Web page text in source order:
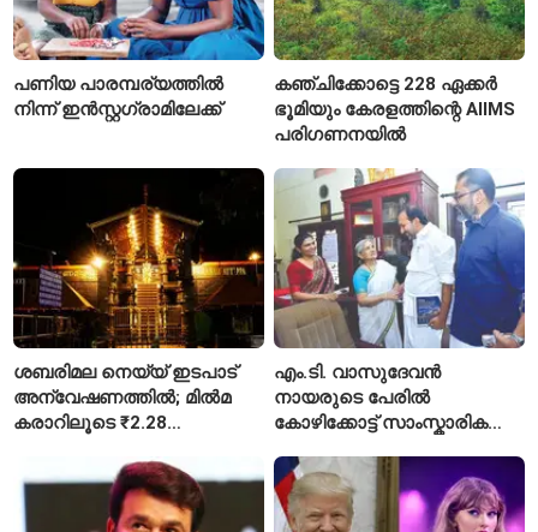
പണിയ പാരമ്പര്യത്തിൽ
നിന്ന് ഇൻസ്റ്റഗ്രാമിലേക്ക്
കഞ്ചിക്കോട്ടെ 228 ഏക്കർ
ഭൂമിയും കേരളത്തിന്റെ AIIMS
പരിഗണനയിൽ
ശബരിമല നെയ്യ് ഇടപാട്
അന്വേഷണത്തിൽ; മിൽമ
കരാറിലൂടെ ₹2.28
എഫ്ഐആർ
എം.ടി. വാസുദേവൻ
നായരുടെ പേരിൽ
കോഴിക്കോട്ട് സാംസ്കാരിക
പ്രവർത്തനങ്ങൾക്ക് ₹50
കോടി